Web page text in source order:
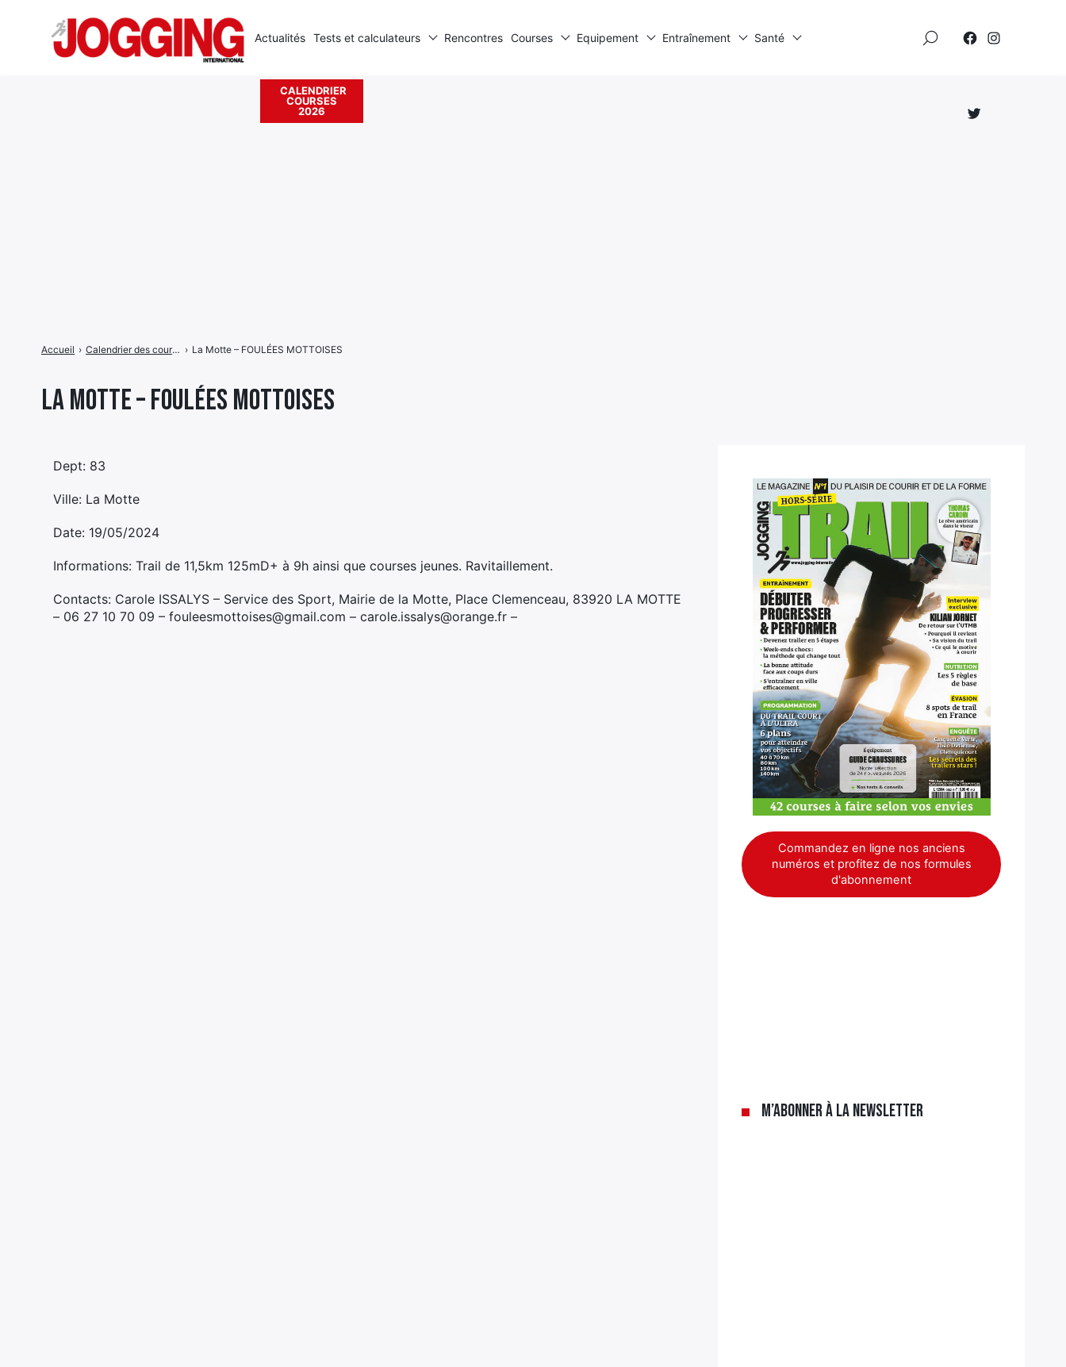
La Motte – FOULÉES MOTTOISES
Accueil › Calendrier des courses › La Motte – FOULÉES MOTTOISES
Dept: 83
Ville: La Motte
Date: 19/05/2024
Informations: Trail de 11,5km 125mD+ à 9h ainsi que courses jeunes. Ravitaillement.
Contacts: Carole ISSALYS – Service des Sport, Mairie de la Motte, Place Clemenceau, 83920 LA MOTTE
– 06 27 10 70 09 – fouleesmottoises@gmail.com – carole.issalys@orange.fr –
Commandez en ligne nos anciens
numéros et profitez de nos formules
d'abonnement
M’abonner à la newsletter
Actualités Tests et calculateurs Rencontres Courses Equipement Entraînement Santé
CALENDRIER
COURSES
2026
Élément
Rechercher